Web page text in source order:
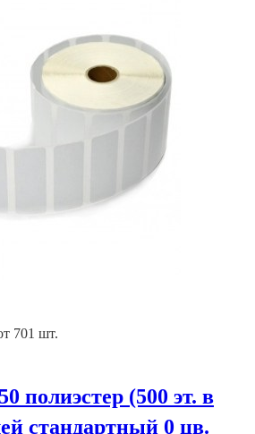
701 шт.
полиэстер (500 эт. в
стандартный 0 цв.